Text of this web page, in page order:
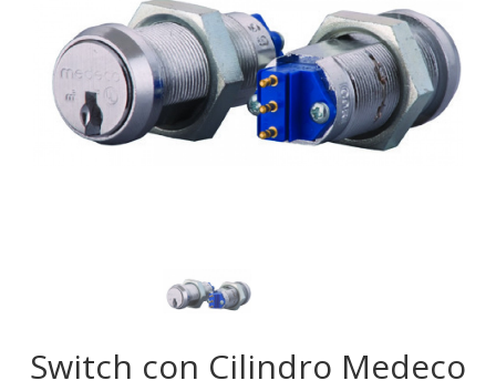
Switch con Cilindro Medeco